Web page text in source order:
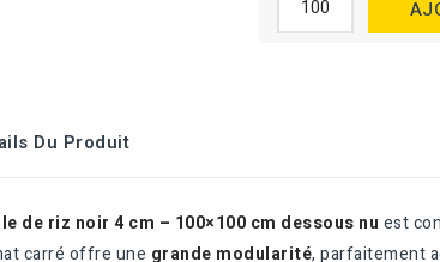
Du Produit
de riz noir 4 cm – 100×100 cm dessous nu est
carré offre une grande modularité, parfaitement